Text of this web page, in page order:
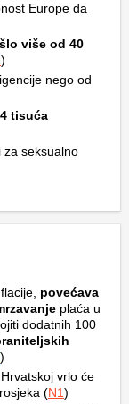
Europe da
više od 40
)
nego od
tisuća
za seksualno
povećava
plaća u
dodatnih 100
)
vrlo će
(N1)